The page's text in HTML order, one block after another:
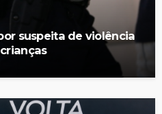
suspeita de violência